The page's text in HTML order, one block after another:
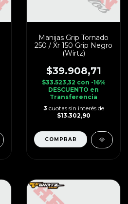
Manijas Grip Tornado
250 / Xr 150 Grip Negro
(Wirtz)
$39.908,71
$33.523,32 con -16%
DESCUENTO en
Transferencia
3 cuotas sin interés de
$13.302,90